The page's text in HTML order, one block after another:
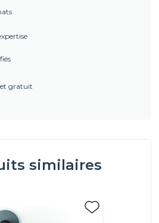
et gratuit
similaires